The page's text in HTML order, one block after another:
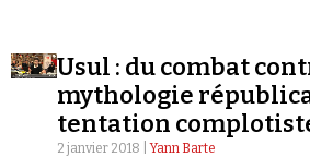
de contenus.
Usul : du combat
mythologie
tentation
2 janvier 2018 |Yann Barte